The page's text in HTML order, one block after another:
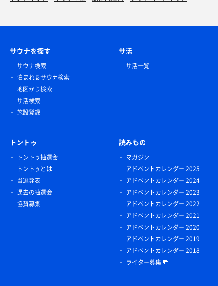
サウナを探す
サウナ検索
泊まれるサウナ検索
地図から検索
サ活検索
施設登録
サ活
サ活一覧
トントゥ
トントゥ抽選会
トントゥとは
当選発表
過去の抽選会
協賛募集
読みもの
マガジン
アドベントカレンダー 2025
アドベントカレンダー 2024
アドベントカレンダー 2023
アドベントカレンダー 2022
アドベントカレンダー 2021
アドベントカレンダー 2020
アドベントカレンダー 2019
アドベントカレンダー 2018
ライター募集